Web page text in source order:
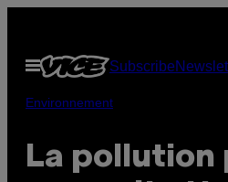
content
Open
Menu
Subscribe
Environnement
La